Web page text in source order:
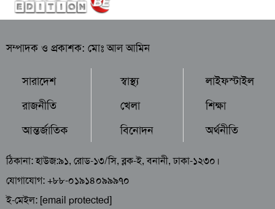
সম্পাদক ও প্রকাশক: মোঃ আল আমিন
সারাদেশ
রাজনীতি
আন্তর্জাতিক
স্বাস্থ্য
খেলা
বিনোদন
লাইফস্টাইল
শিক্ষা
অর্থনীতি
ঠিকানা: হাউজ:৯১, রোড-১৩/সি, ব্লক-ই, বনানী, ঢাকা-১২৩০।
যোগাযোগ: +৮৮-০১৯১৪০৯৯৯৭০
ই-মেইল: [email protected]